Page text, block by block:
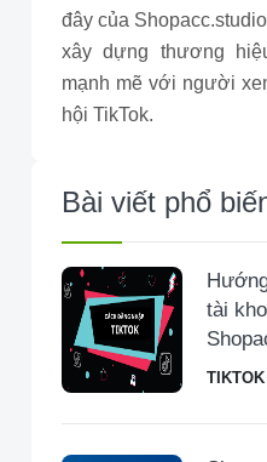
đây của
xây dựng thương
mạnh mẽ với người
hội TikTok.
Bài viết phổ
tài
TIKTOK